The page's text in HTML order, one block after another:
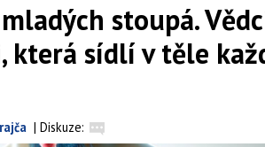
stoupá.
sídlí v těle
| Diskuze: